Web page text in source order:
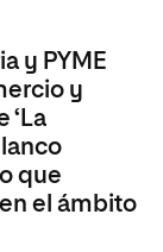
y PYME
y
‘La
que
el ámbito